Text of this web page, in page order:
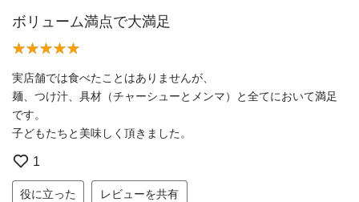
ボリューム満点で大満足
実店舗では食べたことはありませんが、
麺、つけ汁、具材（チャーシューとメンマ）と全てにおいて満足
です。
子どもたちと美味しく頂きました。
1
役に立った レビューを共有